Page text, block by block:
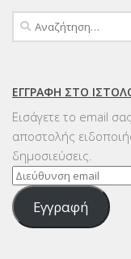
Αναζήτηση
για:
ΕΓΓΡΑΦΉ ΣΤΟ
Εισάγετε το email
αποστολής
δημοσιεύσεις.
Διεύθυνση
email
Εγγραφή